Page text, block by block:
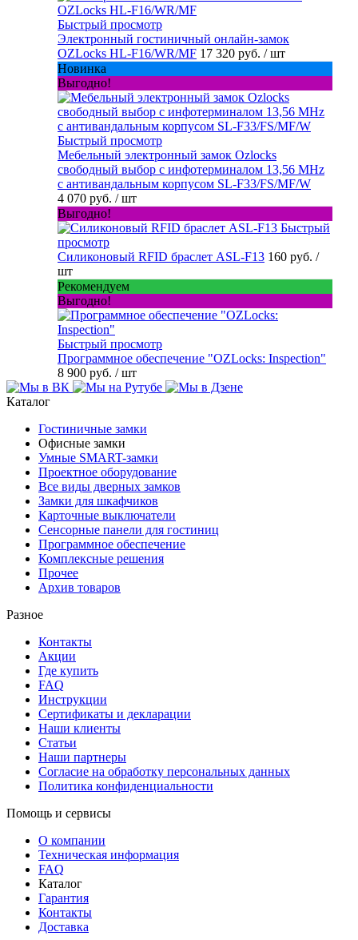
Быстрый просмотр
Электронный гостиничный онлайн-замок
OZLocks HL-F16/WR/MF 17 320 руб. / шт
Новинка
Выгодно!
Быстрый просмотр
Мебельный электронный замок Ozlocks
свободный выбор с инфотерминалом 13,56 MHz
с антивандальным корпусом SL-F33/FS/MF/W
4 070 руб. / шт
Выгодно!
Быстрый
просмотр
Силиконовый RFID браслет ASL-F13 160 руб. /
шт
Рекомендуем
Выгодно!
Быстрый просмотр
Программное обеспечение "OZLocks: Inspection"
8 900 руб. / шт
Каталог
Гостиничные замки
Офисные замки
Умные SMART-замки
Проектное оборудование
Все виды дверных замков
Замки для шкафчиков
Карточные выключатели
Сенсорные панели для гостиниц
Программное обеспечение
Комплексные решения
Прочее
Архив товаров
Разное
Контакты
Акции
Где купить
FAQ
Инструкции
Сертификаты и декларации
Наши клиенты
Статьи
Наши партнеры
Согласие на обработку персональных данных
Политика конфиденциальности
Помощь и сервисы
О компании
Техническая информация
FAQ
Каталог
Гарантия
Контакты
Доставка